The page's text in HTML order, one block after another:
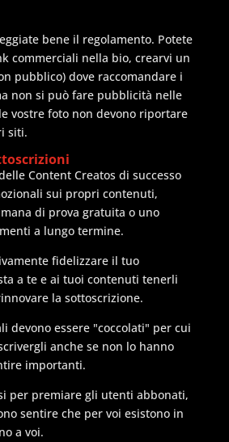
bene il regolamento. Potete
commerciali nella bio, crearvi un
pubblico) dove raccomandare i
non si può fare pubblicità nelle
vostre foto non devono riportare
siti.
Content Creatos di successo
sui propri contenuti,
di prova gratuita o uno
a lungo termine.
fidelizzare il tuo
a te e ai tuoi contenuti tenerli
la sottoscrizione.
devono essere "coccolati" per cui
anche se non lo hanno
importanti.
per premiare gli utenti abbonati,
sentire che per voi esistono in
a voi.